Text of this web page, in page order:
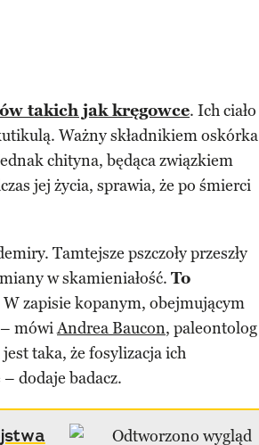
takich jak kręgowce. Ich ciało
Ważny składnikiem oskórka
chityna, będąca związkiem
jej życia, sprawia, że po śmierci
Tamtejsze pszczoły przeszły
w skamieniałość. To
zapisie kopanym, obejmującym
– mówiAndrea Baucon, paleontolog
taka, że fosylizacja ich
dodaje badacz.